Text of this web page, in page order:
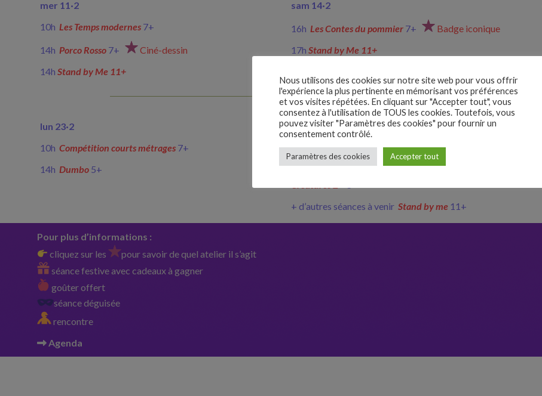
mer 11 ·2
10h Les Temps modernes 7+
14h Porco Rosso 7+
Ciné-dessin
14h Stand by Me 11+
sam 14·2
16h Les Contes du pommier 7+
Badge iconique
17h Stand by Me 11+
Et plus encore ...
lun 23·2
10h Compétition courts métrages 7+
14h Dumbo 5+
mar 24·2
16hCompétition courts métrages 3+
+ d’autres séances à venir« Les Toutes Petites
+ d’autres séances à venir Stand by me 11+
Pour plus d’informations :
cliquez sur les
pour savoir de quel atelier il s’agit
séance festive avec cadeaux à gagner
goûter offert
séance déguisée
rencontre
Agenda
Nous utilisons des cookies sur notre site web pour vous offrir
l'expérience la plus pertinente en mémorisant vos préférences
et vos visites répétées. En cliquant sur "Accepter tout", vous
consentez à l'utilisation de TOUS les cookies. Toutefois, vous
pouvez visiter "Paramètres des cookies" pour fournir un
consentement contrôlé.
Paramètres des cookies Accepter tout